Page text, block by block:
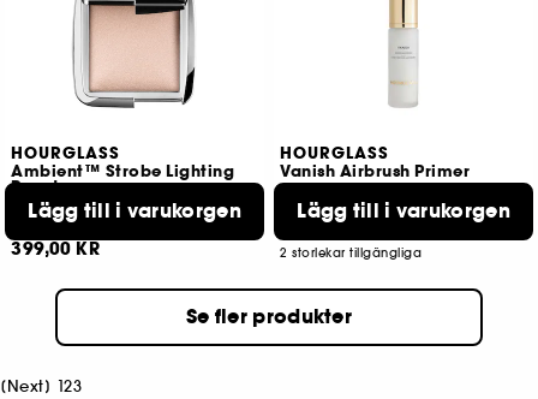
HOURGLASS
Ambient™ Strobe Lighting
Powder
Mini Highlighter
399,00 KR
Lägg till i varukorgen
HOURGLASS
Vanish Airbrush Primer
28
2 storlekar tillgängliga
Lägg till i varukorgen
Se fler produkter
[Next] 123